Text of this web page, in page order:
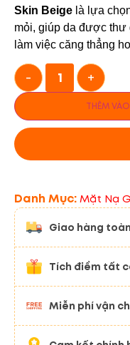
Skin Beige là lựa
mỏi, giúp da được
làm việc căng thẳng
- +
THÊM
Danh Mục:Mặt Nạ
Giao hàng
Tích điểm tất
Miễn phí vận